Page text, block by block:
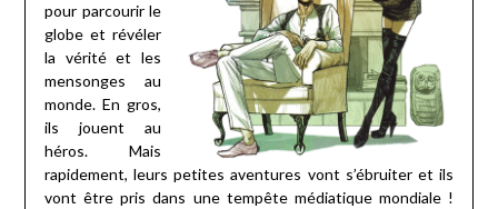
pour parcourir le
globe et révéler
la vérité et les
mensonges au
monde. En gros,
ils jouent au
héros. Mais
rapidement, leurs petites aventures vont s’ébruiter et ils
vont être pris dans une tempête médiatique mondiale !